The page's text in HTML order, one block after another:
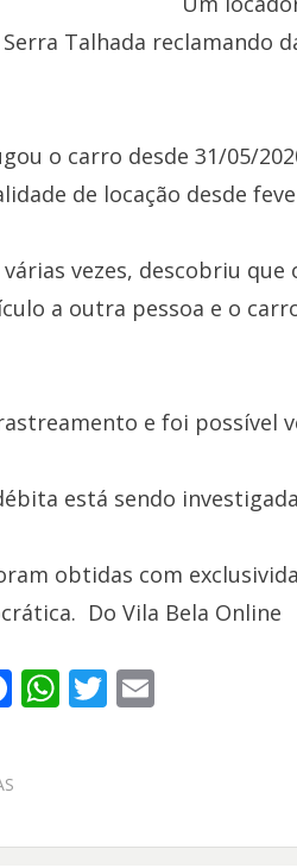
Talhada reclamando
o carro desde 31/05/
de locação desde
vezes, descobriu que
a outra pessoa e o
e foi possível
está sendo
obtidas com
Do Vila Bela Online
F
b
o
W
A
T E